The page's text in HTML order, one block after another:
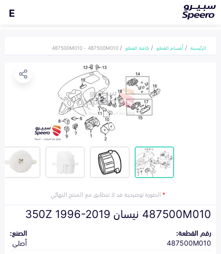
E
الرئيسية أقسام القطع كافة القطع 487500M010 - 487500M010
*الصورة توضيحية قد لا تتطابق مع المنتج النهائي
487500M010 نيسان 350Z 1996-2019
رقم القطعة:
487500M010
الصنع:
أصلي